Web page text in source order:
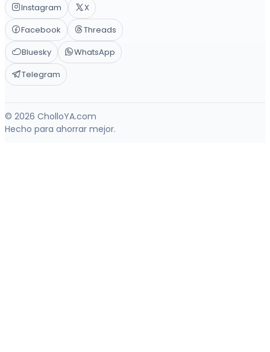
Instagram
X
Facebook
Threads
Bluesky
WhatsApp
Telegram
© 2026 CholloYA.com
Hecho para ahorrar mejor.